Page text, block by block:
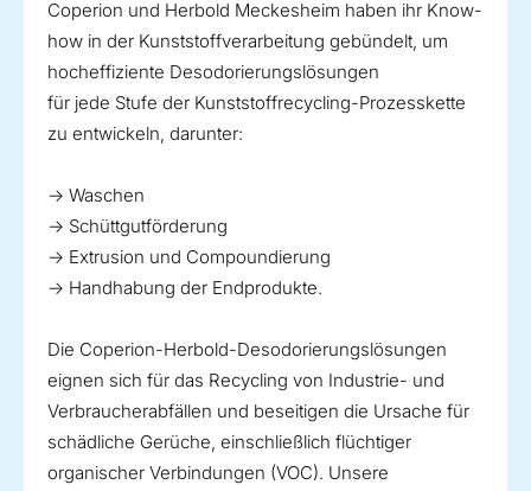
Coperion und Herbold Meckesheim haben ihr Know-
how in der Kunststoffverarbeitung gebündelt, um
hocheffiziente Desodorierungslösungen
für jede Stufe der Kunststoffrecycling-Prozesskette
zu entwickeln, darunter:
→ Waschen
→ Schüttgutförderung
→ Extrusion und Compoundierung
→ Handhabung der Endprodukte.
Die Coperion-Herbold-Desodorierungslösungen
eignen sich für das Recycling von Industrie- und
Verbraucherabfällen und beseitigen die Ursache für
schädliche Gerüche, einschließlich flüchtiger
organischer Verbindungen (VOC). Unsere